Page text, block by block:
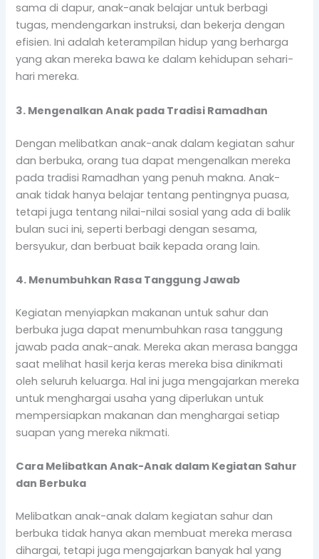
sama di dapur, anak-anak belajar untuk berbagi
tugas, mendengarkan instruksi, dan bekerja dengan
efisien. Ini adalah keterampilan hidup yang berharga
yang akan mereka bawa ke dalam kehidupan sehari-
hari mereka.
3. Mengenalkan Anak pada Tradisi Ramadhan
Dengan melibatkan anak-anak dalam kegiatan sahur
dan berbuka, orang tua dapat mengenalkan mereka
pada tradisi Ramadhan yang penuh makna. Anak-
anak tidak hanya belajar tentang pentingnya puasa,
tetapi juga tentang nilai-nilai sosial yang ada di balik
bulan suci ini, seperti berbagi dengan sesama,
bersyukur, dan berbuat baik kepada orang lain.
4. Menumbuhkan Rasa Tanggung Jawab
Kegiatan menyiapkan makanan untuk sahur dan
berbuka juga dapat menumbuhkan rasa tanggung
jawab pada anak-anak. Mereka akan merasa bangga
saat melihat hasil kerja keras mereka bisa dinikmati
oleh seluruh keluarga. Hal ini juga mengajarkan mereka
untuk menghargai usaha yang diperlukan untuk
mempersiapkan makanan dan menghargai setiap
suapan yang mereka nikmati.
Cara Melibatkan Anak-Anak dalam Kegiatan Sahur
dan Berbuka
Melibatkan anak-anak dalam kegiatan sahur dan
berbuka tidak hanya akan membuat mereka merasa
dihargai, tetapi juga mengajarkan banyak hal yang